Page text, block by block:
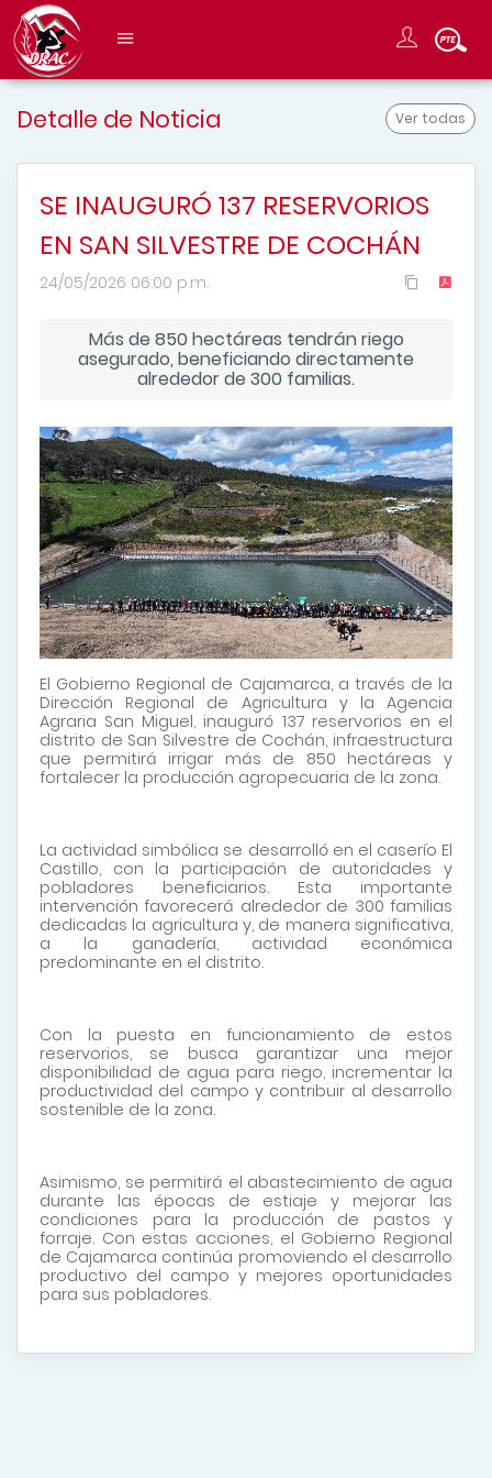
Ver todas
Detalle de Noticia
SE INAUGURÓ 137 RESERVORIOS
EN SAN SILVESTRE DE COCHÁN
24/05/2026 06:00 p.m.
Más de 850 hectáreas tendrán riego
asegurado, beneficiando directamente
alrededor de 300 familias.
El Gobierno Regional de Cajamarca, a través de la
Dirección Regional de Agricultura y la Agencia
Agraria San Miguel, inauguró 137 reservorios en el
distrito de San Silvestre de Cochán, infraestructura
que permitirá irrigar más de 850 hectáreas y
fortalecer la producción agropecuaria de la zona.
La actividad simbólica se desarrolló en el caserío El
Castillo, con la participación de autoridades y
pobladores beneficiarios. Esta importante
intervención favorecerá alrededor de 300 familias
dedicadas la agricultura y, de manera significativa,
a la ganadería, actividad económica
predominante en el distrito.
Con la puesta en funcionamiento de estos
reservorios, se busca garantizar una mejor
disponibilidad de agua para riego, incrementar la
productividad del campo y contribuir al desarrollo
sostenible de la zona.
Asimismo, se permitirá el abastecimiento de agua
durante las épocas de estiaje y mejorar las
condiciones para la producción de pastos y
forraje. Con estas acciones, el Gobierno Regional
de Cajamarca continúa promoviendo el desarrollo
productivo del campo y mejores oportunidades
para sus pobladores.